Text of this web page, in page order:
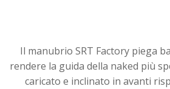
Il manubrio SRT Factory piega
rendere la guida della naked più
caricato e inclinato in avanti